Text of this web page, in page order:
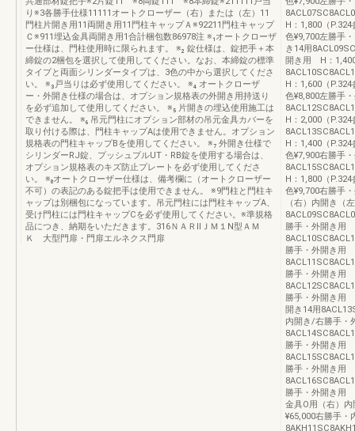
り※3各勝手仕様11111オートクローザー（右）または（左）11
門柱片開き用11両開き用11門柱キャップＡ※92211門柱キャップ
Ｃ※911埋込金具両開き用1合計梱包数86978注 ※₁オートクローザ
ー仕様は、門柱使用時に限られます。 ※₂ 錠仕様は、錠把手＋本
締錠の2梱包を選択して使用してください。なお、本締錠の標準
タイプと両面シリンダータイプは、3色の中から選択してくださ
い。 ※₃戸当りは必ず使用してください。 ※₄ オートクローザ
ー・外開き仕様の場合は、オプション規格表の外開き用持送り
を必ず追加して使用してください。 ※₅ 片開きの埋込使用施工は
できません。 ※₆ 吊元門柱にオプション部材の吊元金具カバーを
取り付ける際は、門柱キャップAは使用できません。オプション
規格表の門柱キャップBを使用してください。 ※₇ 外開き仕様で
シリンダーRJ錠、プッシュプルUT・RB錠を使用する場合は、
オプション規格表のキズ防止プレートを必ず使用してくださ
い。 ※₈オートクローザー仕様は、備考欄に（オートクローザー
不可）の表記のある錠把手は使用できません。 ※9門柱と門柱キ
ャップは別梱包になっています。吊元門柱には門柱キャップA、
受け門柱には門柱キャップCを必ず使用してください。※準規格
品につき、納期をいただきます。316ＮＡＲⅡＪＭ１N型ＡＭ
Ｋ 大型門扉・門扉エルネクス門扉
H：1,800（
色¥9,700左勝手
き14用
開き用 H：
H：1,600（
色¥8,800左勝手
H：2,000（
H：1,400（
色¥7,900右勝手
H：1,800（
色¥9,700右勝手
（右）内開き（
勝手・外開き用
勝手・外開き用
勝手・外開き用
勝手・外開き用
開き14用
内開き/右勝手・
勝手・外開き用
勝手・外開き用
勝手・外開き用
金具O用（右）
¥65,000右勝手・